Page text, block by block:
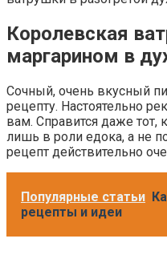
Королевская
маргарином в
Сочный, очень вкусный
рецепту. Настоятельно
вам. Справится даже тот,
лишь в роли едока, а не
рецепт действительно
Популярные статьи
рецепты и идеи